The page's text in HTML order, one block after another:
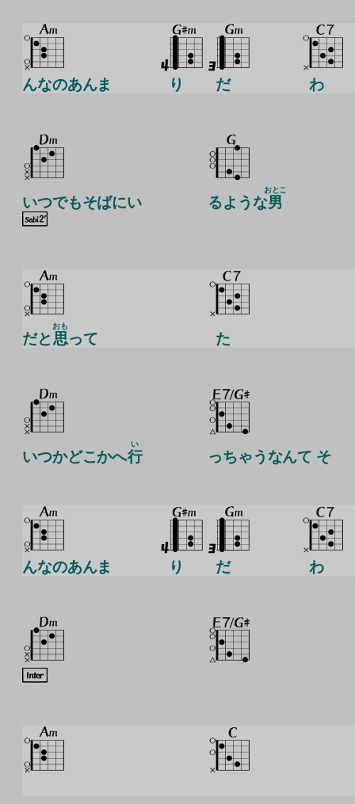
んなのあんま り だ わ
いつでもそばにい るような男
おとこ
だと 思
おも
って た
いつかどこかへ行
い
っちゃうなんて そ
んなのあんま り だ わ